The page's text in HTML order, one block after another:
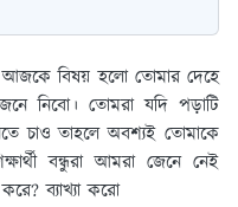
আজকে বিষয় হলো তোমার দেহে
নিবো। তোমরা যদি পড়াটি
চাও তাহলে অবশ্যই তোমাকে
বন্ধুরা আমরা জেনে নেই
ব্যাখ্যা করো